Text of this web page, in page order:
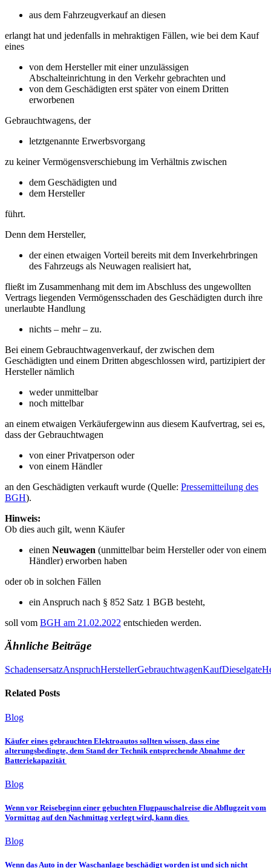
aus dem Fahrzeugverkauf an diesen
erlangt hat und jedenfalls in mehraktigen Fällen, wie bei dem Kauf
eines
von dem Hersteller mit einer unzulässigen
Abschalteinrichtung in den Verkehr gebrachten und
von dem Geschädigten erst später von einem Dritten
erworbenen
Gebrauchtwagens, der
letztgenannte Erwerbsvorgang
zu keiner Vermögensverschiebung im Verhältnis zwischen
dem Geschädigten und
dem Hersteller
führt.
Denn dem Hersteller,
der einen etwaigen Vorteil bereits mit dem Inverkehrbringen
des Fahrzeugs als Neuwagen realisiert hat,
fließt im Zusammenhang mit dem im Abschluss des ungewollten
Vertrags liegenden Vermögensschaden des Geschädigten durch ihre
unerlaubte Handlung
nichts – mehr – zu.
Bei einem Gebrauchtwagenverkauf, der zwischen dem
Geschädigten und einem Dritten abgeschlossen wird, partizipiert der
Hersteller nämlich
weder unmittelbar
noch mittelbar
an einem etwaigen Verkäufergewinn aus diesem Kaufvertrag, sei es,
dass der Gebrauchtwagen
von einer Privatperson oder
von einem Händler
an den Geschädigten verkauft wurde (Quelle: Pressemitteilung des
BGH).
Hinweis:
Ob dies auch gilt, wenn Käufer
einen Neuwagen (unmittelbar beim Hersteller oder von einem
Händler) erworben haben
oder ob in solchen Fällen
ein Anspruch nach § 852 Satz 1 BGB besteht,
soll vom BGH am 21.02.2022 entschieden werden.
Ähnliche Beiträge
SchadensersatzAnspruchHerstellerGebrauchtwagenKaufDieselgate
Related Posts
Blog
Käufer eines gebrauchten Elektroautos sollten wissen, dass eine
alterungsbedingte, dem Stand der Technik entsprechende Abnahme der
Batteriekapazität
Blog
Wenn vor Reisebeginn einer gebuchten Flugpauschalreise die Abflugzeit vom
Vormittag auf den Nachmittag verlegt wird, kann dies
Blog
Wenn das Auto in der Waschanlage beschädigt worden ist und sich nicht